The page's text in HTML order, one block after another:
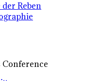
Reben
Conference